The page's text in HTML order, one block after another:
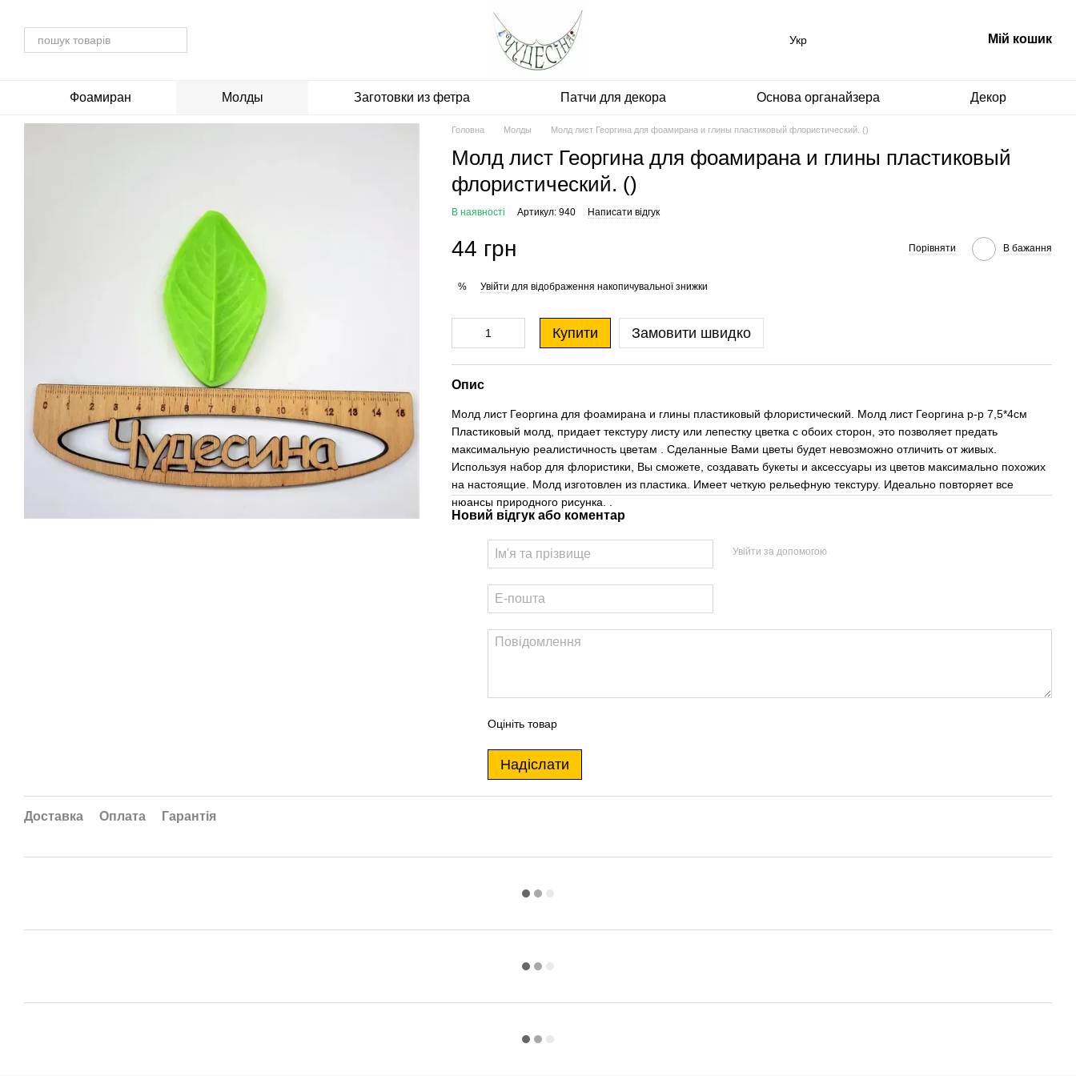
Укр Мій кошик
Фоамиран Молды Заготовки из фетра Патчи для декора Основа органайзера Декор
Головна Молды Молд лист Георгина для фоамирана и глины пластиковый флористический. ()
Молд лист Георгина для фоамирана и глины пластиковый
флористический. ()
В наявності Артикул: 940 Написати відгук
44 грн Порівняти В бажання
% Увійти для відображення накопичувальної знижки
Купити Замовити швидко
Опис
Молд лист Георгина для фоамирана и глины пластиковый флористический. Молд лист Георгина р-р 7,5*4см
Пластиковый молд, придает текстуру листу или лепестку цветка с обоих сторон, это позволяет предать
максимальную реалистичность цветам . Сделанные Вами цветы будет невозможно отличить от живых.
Используя набор для флористики, Вы сможете, создавать букеты и аксессуары из цветов максимально похожих
на настоящие. Молд изготовлен из пластика. Имеет четкую рельефную текстуру. Идеально повторяет все
нюансы природного рисунка. .
Новий відгук або коментар
Увійти за допомогою
Оцініть товар
Надіслати
Доставка Оплата Гарантія